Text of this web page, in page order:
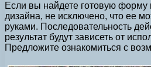
Если вы найдете готовую форму
дизайна, не исключено, что ее
руками. Последовательность
результат будут зависеть от
Предложите ознакомиться с